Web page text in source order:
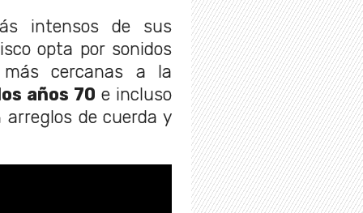
intensos de sus
opta por sonidos
más cercanas a la
años 70 e incluso
arreglos de cuerda y